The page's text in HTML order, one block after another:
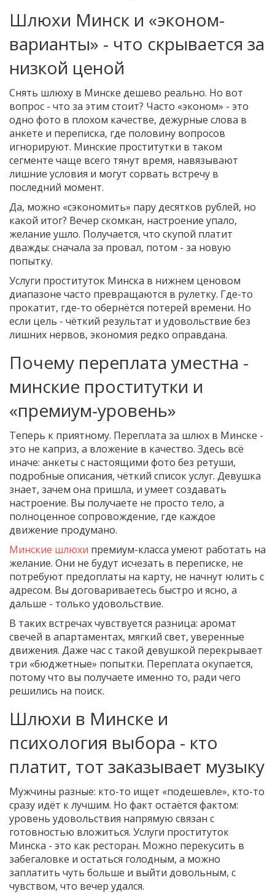
Шлюхи Минск и «эконом-
варианты» - что скрывается за
низкой ценой
Снять шлюху в Минске дешево реально. Но вот
вопрос - что за этим стоит? Часто «эконом» - это
одно фото в плохом качестве, дежурные слова в
анкете и переписка, где половину вопросов
игнорируют. Минские проститутки в таком
сегменте чаще всего тянут время, навязывают
лишние условия и могут сорвать встречу в
последний момент.
Да, можно «сэкономить» пару десятков рублей, но
какой итог? Вечер скомкан, настроение упало,
желание ушло. Получается, что скупой платит
дважды: сначала за провал, потом - за новую
попытку.
Услуги проституток Минска в нижнем ценовом
диапазоне часто превращаются в рулетку. Где-то
прокатит, где-то обернётся потерей времени. Но
если цель - чёткий результат и удовольствие без
лишних нервов, экономия редко оправдана.
Почему переплата уместна -
минские проститутки и
«премиум-уровень»
Теперь к приятному. Переплата за шлюх в Минске -
это не каприз, а вложение в качество. Здесь всё
иначе: анкеты с настоящими фото без ретуши,
подробные описания, чёткий список услуг. Девушка
знает, зачем она пришла, и умеет создавать
настроение. Вы получаете не просто тело, а
полноценное сопровождение, где каждое
движение продумано.
Минские шлюхи премиум-класса умеют работать на
желание. Они не будут исчезать в переписке, не
потребуют предоплаты на карту, не начнут юлить с
адресом. Вы договариваетесь быстро и ясно, а
дальше - только удовольствие.
В таких встречах чувствуется разница: аромат
свечей в апартаментах, мягкий свет, уверенные
движения. Даже час с такой девушкой перекрывает
три «бюджетные» попытки. Переплата окупается,
потому что вы получаете именно то, ради чего
решились на поиск.
Шлюхи в Минске и
психология выбора - кто
платит, тот заказывает музыку
Мужчины разные: кто-то ищет «подешевле», кто-то
сразу идёт к лучшим. Но факт остаётся фактом:
уровень удовольствия напрямую связан с
готовностью вложиться. Услуги проституток
Минска - это как ресторан. Можно перекусить в
забегаловке и остаться голодным, а можно
заплатить чуть больше и выйти довольным, с
чувством, что вечер удался.